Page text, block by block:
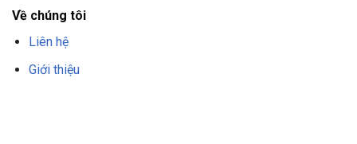
Về chúng tôi
Liên hệ
Giới thiệu